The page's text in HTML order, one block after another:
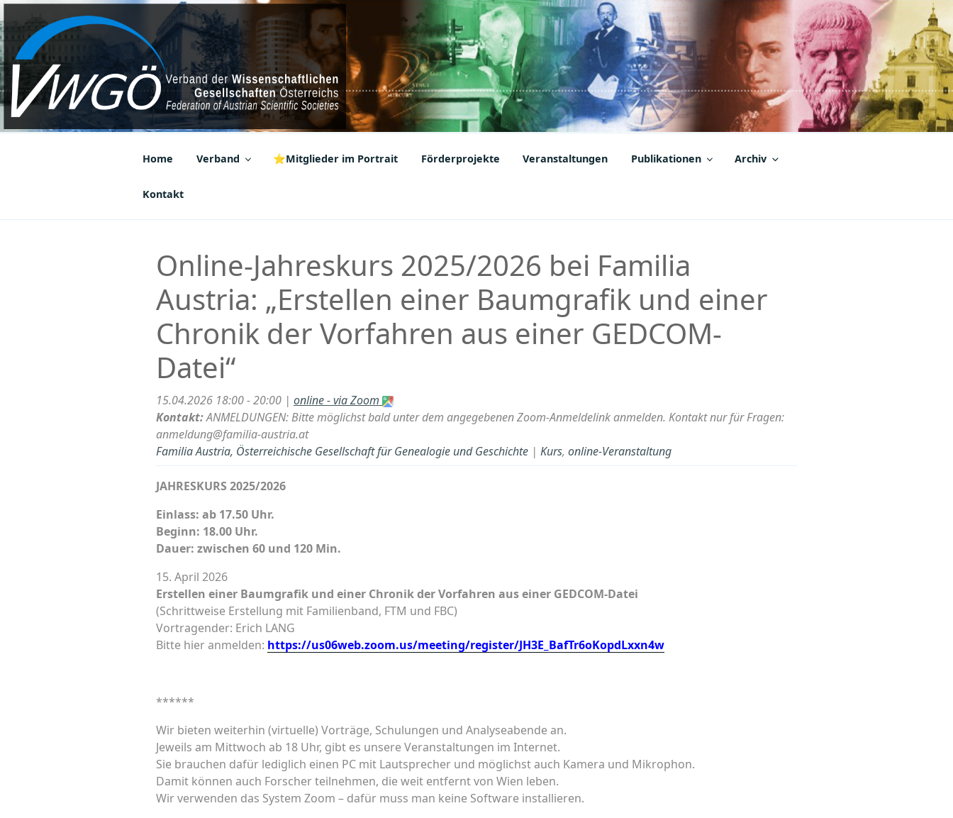
Zum
Inhalt
springen
VWGÖ
Federation of Austrian Scientific Societies
Home Verband ⭐Mitglieder im Portrait Förderprojekte Veranstaltungen Publikationen Archiv
Kontakt
Online-Jahreskurs 2025/2026 bei Familia
Austria: „Erstellen einer Baumgrafik und einer
Chronik der Vorfahren aus einer GEDCOM-
Datei“
15.04.2026 18:00 - 20:00 | online - via Zoom
Kontakt:ANMELDUNGEN: Bitte möglichst bald unter dem angegebenen Zoom-Anmeldelink anmelden. Kontakt nur für Fragen:
anmeldung@familia-austria.at
Familia Austria, Österreichische Gesellschaft für Genealogie und Geschichte | Kurs, online-Veranstaltung
JAHRESKURS 2025/2026
Einlass: ab 17.50 Uhr.
Beginn: 18.00 Uhr.
Dauer: zwischen 60 und 120 Min.
15. April 2026
Erstellen einer Baumgrafik und einer Chronik der Vorfahren aus einer GEDCOM-Datei
(Schrittweise Erstellung mit Familienband, FTM und FBC)
Vortragender: Erich LANG
Bitte hier anmelden: https://us06web.zoom.us/meeting/register/JH3E_BafTr6oKopdLxxn4w
******
Wir bieten weiterhin (virtuelle) Vorträge, Schulungen und Analyseabende an.
Jeweils am Mittwoch ab 18 Uhr, gibt es unsere Veranstaltungen im Internet.
Sie brauchen dafür lediglich einen PC mit Lautsprecher und möglichst auch Kamera und Mikrophon.
Damit können auch Forscher teilnehmen, die weit entfernt von Wien leben.
Wir verwenden das System Zoom – dafür muss man keine Software installieren.